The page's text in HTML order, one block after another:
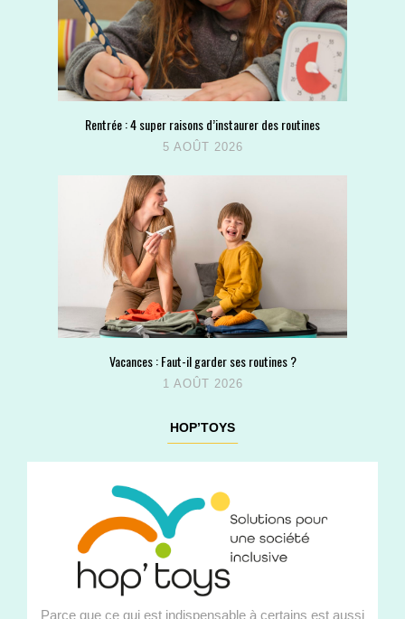
Rentrée : 4 super raisons d’instaurer des routines
5 AOÛT 2026
Vacances : Faut-il garder ses routines ?
1 AOÛT 2026
HOP’TOYS
Parce que ce qui est indispensable à certains est aussi